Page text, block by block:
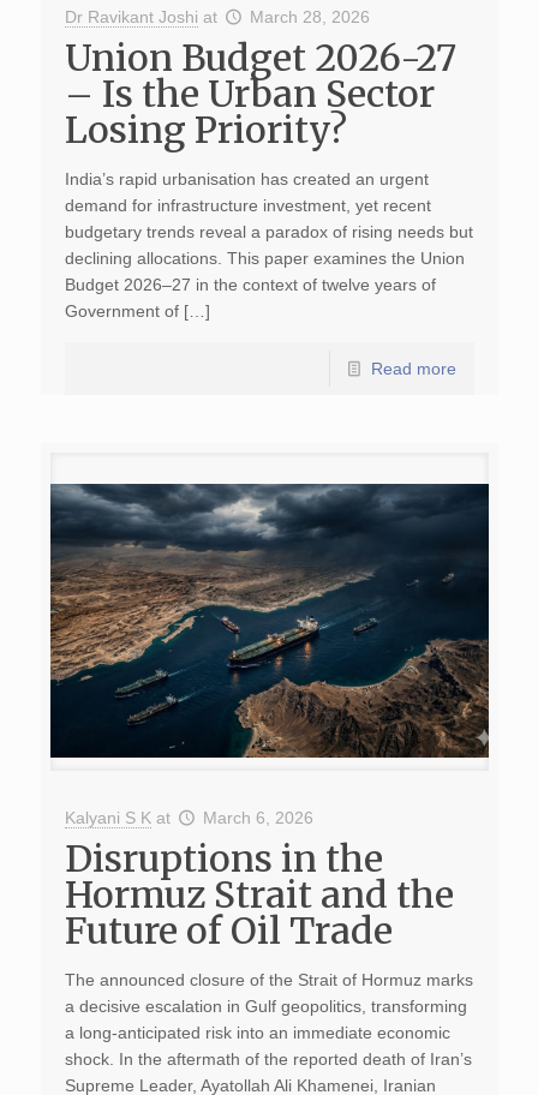
Dr Ravikant Joshi at March 28, 2026
Union Budget 2026-27
– Is the Urban Sector
Losing Priority?
India’s rapid urbanisation has created an urgent
demand for infrastructure investment, yet recent
budgetary trends reveal a paradox of rising needs but
declining allocations. This paper examines the Union
Budget 2026–27 in the context of twelve years of
Government of […]
Read more
Kalyani S K at March 6, 2026
Disruptions in the
Hormuz Strait and the
Future of Oil Trade
The announced closure of the Strait of Hormuz marks
a decisive escalation in Gulf geopolitics, transforming
a long-anticipated risk into an immediate economic
shock. In the aftermath of the reported death of Iran’s
Supreme Leader, Ayatollah Ali Khamenei, Iranian